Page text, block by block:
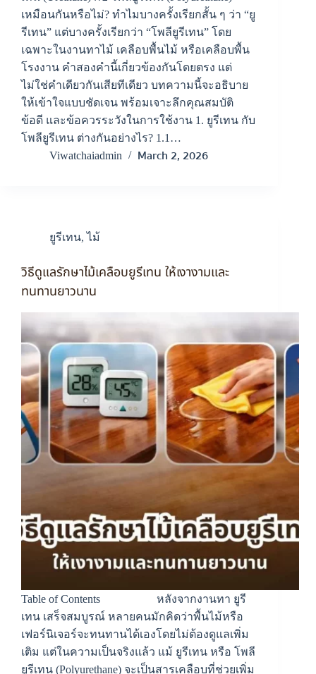
เหมือนกันหรือไม่? ทำไมบางครั้งเรียกสั้น ๆ ว่า “ยู
รีเทน” แต่บางครั้งเรียกว่า “โพลียูรีเทน” โดย
เฉพาะในงานทาไม้ เคลือบพื้นไม้ หรือเคลือบพื้น
โรงงาน คำสองคำนี้เกี่ยวข้องกันโดยตรง แต่
ไม่ใช่คำเดียวกันเสียทีเดียว บทความนี้จะอธิบาย
ให้เข้าใจแบบชัดเจน พร้อมเจาะลึกคุณสมบัติ
ข้อดี และข้อควรระวังในการใช้งาน 1. ยูรีเทน กับ
โพลียูรีเทน ต่างกันอย่างไร? 1.1…
Viwatchaiadmin
March 2, 2026
ยูรีเทน,ไม้
วิธีดูแลรักษาไม้เคลือบยูรีเทน ให้เงางามและ
ทนทานยาวนาน
Table of Contents หลังจากงานทา ยูรี
เทน เสร็จสมบูรณ์ หลายคนมักคิดว่าพื้นไม้หรือ
เฟอร์นิเจอร์จะทนทานได้เองโดยไม่ต้องดูแลเพิ่ม
เติม แต่ในความเป็นจริงแล้ว แม้ ยูรีเทน หรือ โพลี
ยูรีเทน (Polyurethane) จะเป็นสารเคลือบที่ช่วยเพิ่ม